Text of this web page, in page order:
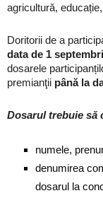
agricultură,
Doritorii de a
data de 1
dosarele
premianţii până la
Dosarul trebuie să
numele,
denumirea
dosarul la